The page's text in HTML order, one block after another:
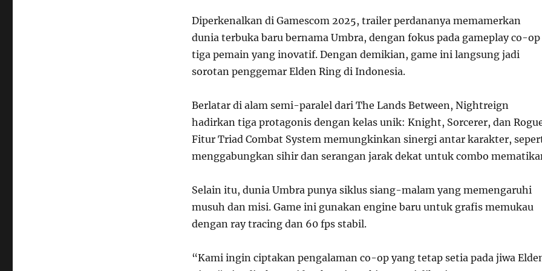
Diperkenalkan di Gamescom 2025, trailer perdananya memamerkan
dunia terbuka baru bernama Umbra, dengan fokus pada gameplay co-op
tiga pemain yang inovatif. Dengan demikian, game ini langsung jadi
sorotan penggemar Elden Ring di Indonesia.
Berlatar di alam semi-paralel dari The Lands Between, Nightreign
hadirkan tiga protagonis dengan kelas unik: Knight, Sorcerer, dan
Fitur Triad Combat System memungkinkan sinergi antar karakter,
menggabungkan sihir dan serangan jarak dekat untuk combo
Selain itu, dunia Umbra punya siklus siang-malam yang memengaruhi
musuh dan misi. Game ini gunakan engine baru untuk grafis memukau
dengan ray tracing dan 60 fps stabil.
“Kami ingin ciptakan pengalaman co-op yang tetap setia pada jiwa